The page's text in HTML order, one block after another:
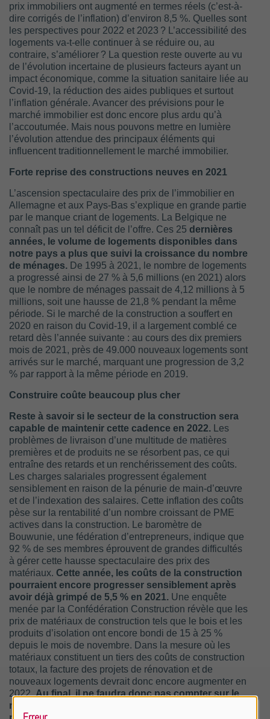
prix immobiliers ont augmenté en termes réels (c’est-à-
dire corrigés de l’inflation) d’environ 8,5 %. Quelles sont
les perspectives pour 2022 et 2023 ? L’accessibilité des
logements va-t-elle continuer à se réduire ou, au
contraire, s’améliorer ? La question reste ouverte au vu
de l’évolution incertaine de plusieurs facteurs ayant un
impact économique, comme la situation sanitaire liée au
Covid-19, la réduction des aides publiques et surtout
l’inflation générale. Avancer des prévisions pour le
marché immobilier est donc encore plus ardu qu’à
l’accoutumée. Mais nous pouvons mettre en lumière
l’évolution attendue des principaux éléments qui
influencent traditionnellement le marché immobilier.
Forte reprise des constructions neuves en 2021
L’ascension spectaculaire des prix de l’immobilier en
Allemagne et aux Pays-Bas s’explique en grande partie
par le manque criant de logements. La Belgique ne
connaît pas un tel déficit de l’offre. Ces 25 dernières
années, le volume de logements disponibles dans
notre pays a plus que suivi la croissance du nombre
de ménages. De 1995 à 2021, le nombre de logements
a progressé ainsi de 27 % à 5,6 millions (en 2021) alors
que le nombre de ménages passait de 4,12 millions à 5
millions, soit une hausse de 21,8 % pendant la même
période. Si le marché de la construction a souffert en
2020 en raison du Covid-19, il a largement comblé ce
retard dès l’année suivante : au cours des dix premiers
mois de 2021, près de 49.000 nouveaux logements sont
arrivés sur le marché, marquant une progression de 3,2
% par rapport à la même période en 2019.
Construire coûte beaucoup plus cher
Reste à savoir si le secteur de la construction sera
capable de maintenir cette cadence en 2022. Les
problèmes de livraison d’une multitude de matières
premières et de produits ne se résorbent pas, ce qui
entraîne des retards et un renchérissement des coûts.
Les charges salariales progressent également
sensiblement en raison de la pénurie de main-d’œuvre
et de l’indexation des salaires. Cette inflation des coûts
pèse sur la rentabilité d’un nombre croissant de PME
actives dans la construction. Le baromètre de
Bouwunie, une fédération d’entrepreneurs, indique que
92 % de ses membres éprouvent de grandes difficultés
à gérer cette hausse spectaculaire des prix des
matériaux. Cette année, les coûts de la construction
pourraient encore progresser sensiblement après
avoir déjà grimpé de 5,5 % en 2021. Une enquête
menée par la Confédération Construction révèle que les
prix de matériaux de construction tels que le bois et les
produits d’isolation ont encore bondi de 15 à 25 %
depuis le mois de novembre. Dans la mesure où les
matériaux constituent un tiers des coûts de construction
totaux, la facture des projets de rénovation et de
nouveaux logements devrait donc encore augmenter en
2022.Au final, il ne faudra donc pas compter sur le
marché des constructions neuves, ralenti par des
Erreur